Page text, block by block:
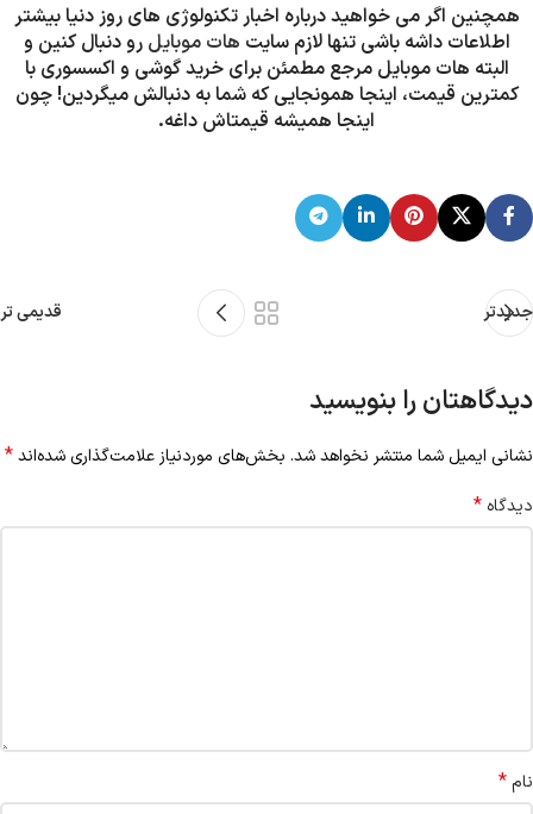
همچنین اگر می خواهید درباره اخبار تکنولوژی های روز دنیا بیشتر
اطلاعات داشه باشی تنها لازم سایت هات موبایل رو دنبال کنین و
البته هات موبایل مرجع مطمئن برای خرید گوشی و اکسسوری با
کمترین قیمت، اینجا همونجایی که شما به دنبالش میگردین! چون
اینجا همیشه قیمتاش داغه.
جدیدتر قدیمی تر
دیدگاهتان را بنویسید
نشانی ایمیل شما منتشر نخواهد شد. بخش‌های موردنیاز علامت‌گذاری شده‌اند*
دیدگاه *
نام*